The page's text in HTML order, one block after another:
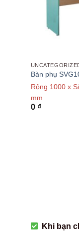
Bàn phụ
Rộng 1000 x
mm
0 ₫
Khi bạn